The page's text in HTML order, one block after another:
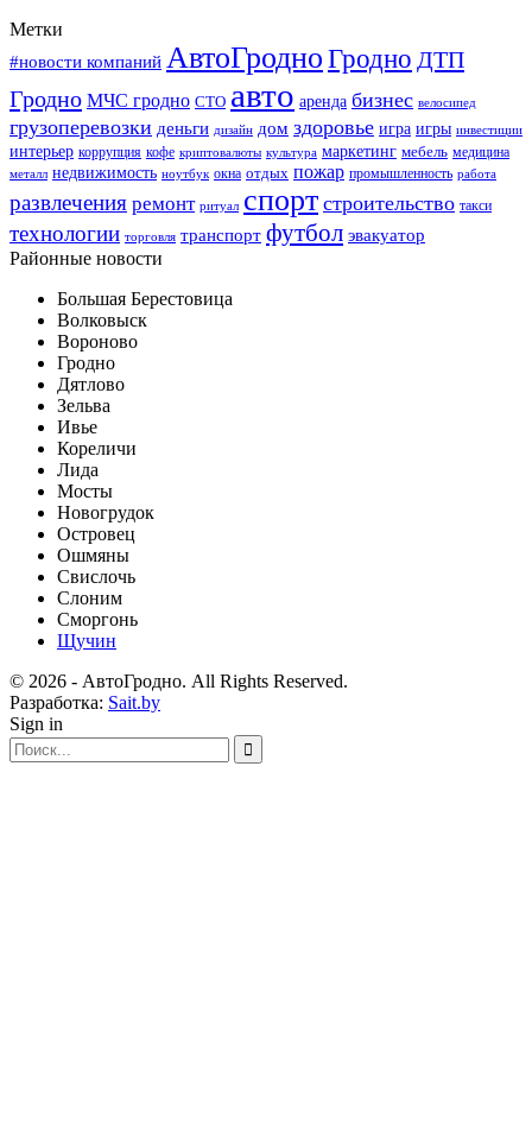
Метки
#новости компаний АвтоГродноГродно ДТП
Гродно МЧС гродно СТО авто аренда бизнес велосипед
грузоперевозки деньги дизайн дом здоровье игра игры инвестиции
интерьер коррупция кофе криптовалюты культура маркетинг мебель медицина
металл недвижимость ноутбук окна отдых пожар промышленность работа
развлечения ремонт ритуал спорт строительство такси
технологии торговля транспорт футбол эвакуатор
Районные новости
Большая Берестовица
Волковыск
Вороново
Гродно
Дятлово
Зельва
Ивье
Кореличи
Лида
Мосты
Новогрудок
Островец
Ошмяны
Свислочь
Слоним
Сморгонь
Щучин
© 2026 - АвтоГродно. All Rights Reserved.
Разработка: Sait.by
Sign in